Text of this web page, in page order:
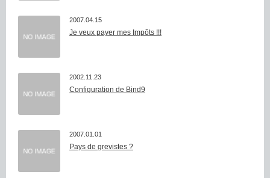
2007.04.15
Je veux payer mes Impôts !!!
2002.11.23
Configuration de Bind9
2007.01.01
Pays de grevistes ?